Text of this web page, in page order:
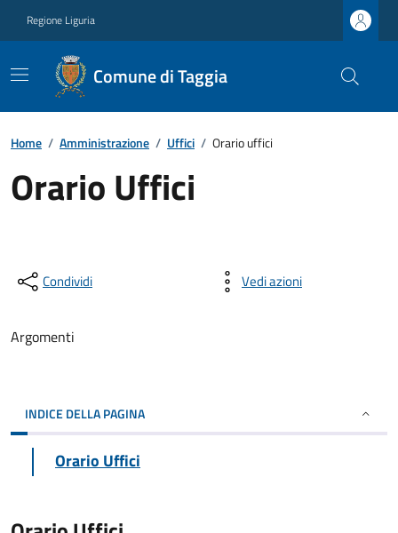
Regione Liguria
Comune di Taggia
Home / Amministrazione / Uffici / Orario uffici
Orario Uffici
Condividi Vedi azioni
Argomenti
INDICE DELLA PAGINA
Orario Uffici